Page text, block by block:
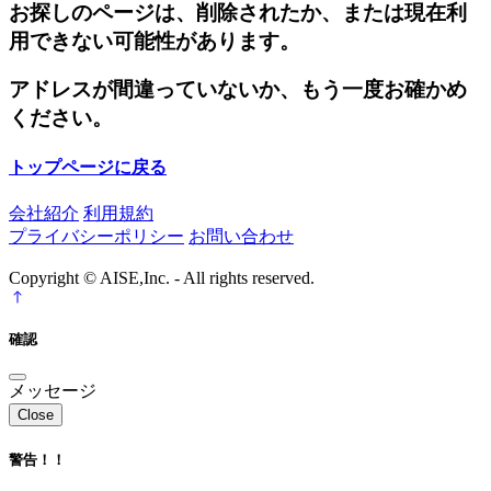
お探しのページは、削除されたか、または現在利
用できない可能性があります。
アドレスが間違っていないか、もう一度お確かめ
ください。
トップページに戻る
会社紹介 利用規約
プライバシーポリシー お問い合わせ
Copyright © AISE,Inc. - All rights reserved.
確認
メッセージ
Close
警告！！